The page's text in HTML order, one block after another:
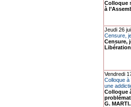
Colloque
à
Jeudi 26
Censure,
Censure,
Vendredi
Colloque à
une
Colloque
G.